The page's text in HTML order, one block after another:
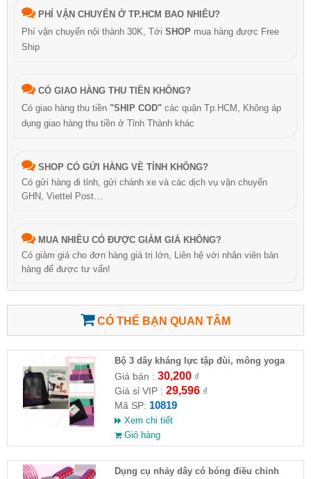
PHÍ VẬN CHUYỂN Ở TP.HCM BAO NHIÊU?
Phí vận chuyển nội thành 30K, Tới SHOP mua hàng được Free
Ship
CÓ GIAO HÀNG THU TIỀN KHÔNG?
Có giao hàng thu tiền "SHIP COD" các quận Tp.HCM, Không áp
dụng giao hàng thu tiền ở Tỉnh Thành khác
SHOP CÓ GỬI HÀNG VỀ TỈNH KHÔNG?
Có gửi hàng đi tỉnh, gửi chành xe và các dịch vụ vận chuyển
GHN, Viettel Post…
MUA NHIỀU CÓ ĐƯỢC GIẢM GIÁ KHÔNG?
Có giảm giá cho đơn hàng giá trị lớn, Liên hệ với nhân viên bán
hàng để được tư vấn!
CÓ THỂ BẠN QUAN TÂM
Bộ 3 dây kháng lực tập đùi, mông yoga
Giá bán : 30,200₫
Giá sỉ VIP : 29,596₫
Mã SP: 10819
Xem chi tiết
Giỏ hàng
Dụng cụ nhảy dây có bóng điều chỉnh